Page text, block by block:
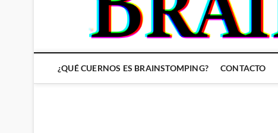
¿QUÉ CUERNOS ES BRAINSTOMPING? CONTACTO